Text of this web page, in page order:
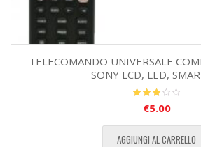
TELECOMANDO UNIVERSALE
SONY LCD, LED,
Valutato
su 5
€5.00
AGGIUNGI AL CARRELLO